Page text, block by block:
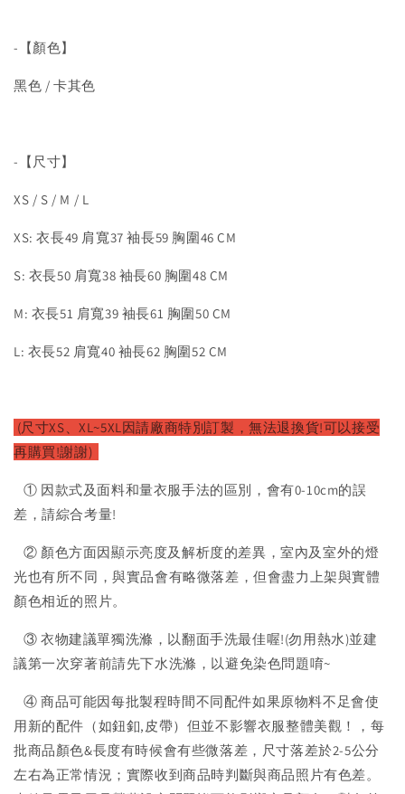
-【顏色】
黑色 / 卡其色
-【尺寸】
XS / S / M / L
XS: 衣長49 肩寬37 袖長59 胸圍46 CM
S: 衣長50 肩寬38 袖長60 胸圍48 CM
M: 衣長51 肩寬39 袖長61 胸圍50 CM
L: 衣長52 肩寬40 袖長62 胸圍52 CM
(尺寸XS、XL~5XL因請廠商特別訂製，無法退換貨!可以接受
再購買!謝謝)
① 因款式及面料和量衣服手法的區別，會有0-10cm的誤
差，請綜合考量!
② 顏色方面因顯示亮度及解析度的差異，室內及室外的燈
光也有所不同，與實品會有略微落差，但會盡力上架與實體
顏色相近的照片。
③ 衣物建議單獨洗滌，以翻面手洗最佳喔!(勿用熱水)並建
議第一次穿著前請先下水洗滌，以避免染色問題唷~
④ 商品可能因每批製程時間不同配件如果原物料不足會使
用新的配件（如鈕釦,皮帶）但並不影響衣服整體美觀！，每
批商品顏色&長度有時候會有些微落差，尺寸落差於2-5公分
左右為正常情況；實際收到商品時判斷與商品照片有色差。